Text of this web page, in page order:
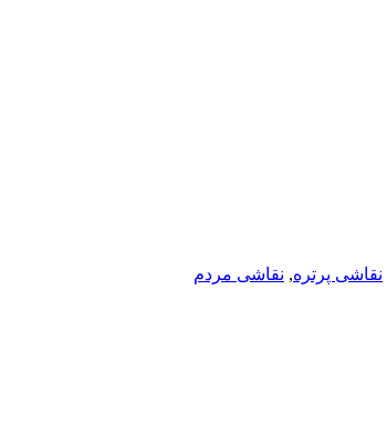
نقاشی پرتره, نقاشی مردم